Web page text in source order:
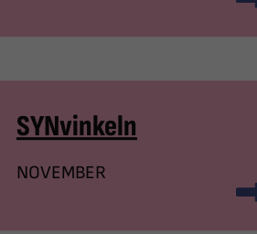
SYNvinkeln
NOVEMBER